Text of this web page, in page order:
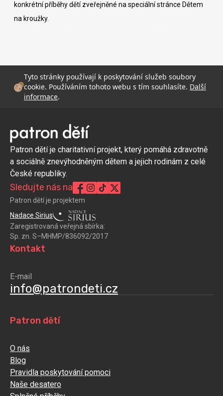
konkrétní příběhy dětí zveřejněné na speciální stránce Dětem
na kroužky.
Tyto stránky používají k poskytování služeb soubory
cookie. Používáním tohoto webu s tím souhlasíte. Další
informace.
Patron dětí je charitativní projekt, který pomáhá zdravotně
a sociálně znevýhodněným dětem a jejich rodinám z celé
České republiky.
Sledujte nás na
Patron dětí je projektem
Nadace Sirius
Zaregistrovaná veřejná sbírka:
Sp. zn. S–MHMP/836092/2017
Patron dětí
O nás
Blog
Pravidla poskytování pomoci
Naše desatero
Kontakt
E-mail
info@patrondeti.cz